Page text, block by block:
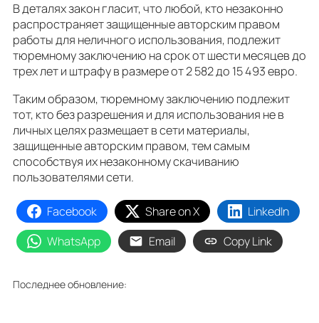
В деталях закон гласит, что любой, кто незаконно
распространяет защищенные авторским правом
работы для неличного использования, подлежит
тюремному заключению на срок от шести месяцев до
трех лет и штрафу в размере от 2 582 до 15 493 евро.
Таким образом, тюремному заключению подлежит
тот, кто без разрешения и для использования не в
личных целях размещает в сети материалы,
защищенные авторским правом, тем самым
способствуя их незаконному скачиванию
пользователями сети.
Facebook Share on X
LinkedIn
WhatsApp
Email Copy Link
Последнее обновление: